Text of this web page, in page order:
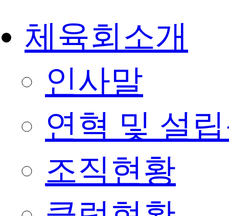
체육회소개
인사말
연혁 및 설
조직현황